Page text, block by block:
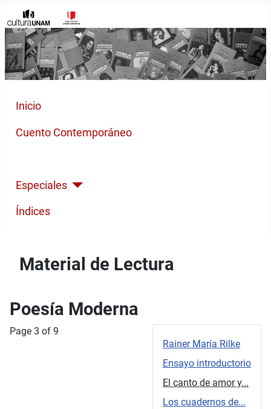
Inicio
Cuento Contemporáneo
Especiales
Índices
Material de Lectura
Poesía Moderna
Rainer María Rilke
Ensayo introductorio
El canto de amor y...
Los cuadernos de...
Page 3 of 9